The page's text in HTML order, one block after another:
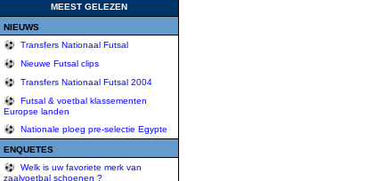
MEEST GELEZEN
NIEUWS
Transfers Nationaal Futsal
Nieuwe Futsal clips
Transfers Nationaal Futsal 2004
Futsal & voetbal klassementen
Europse landen
Nationale ploeg pre-selectie Egypte
ENQUETES
Welk is uw favoriete merk van
zaalvoetbal schoenen ?